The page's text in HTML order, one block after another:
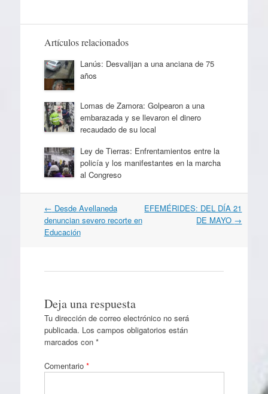
Artículos relacionados
Lanús: Desvalijan a una anciana de 75
años
Lomas de Zamora: Golpearon a una
embarazada y se llevaron el dinero
recaudado de su local
Ley de Tierras: Enfrentamientos entre la
policía y los manifestantes en la marcha
al Congreso
Navegación
por
artículos
← Desde Avellaneda
denuncian severo recorte en
Educación
EFEMÉRIDES: DEL DÍA 21
DE MAYO →
Deja una respuesta
Tu dirección de correo electrónico no será
publicada. Los campos obligatorios están
marcados con *
Comentario *